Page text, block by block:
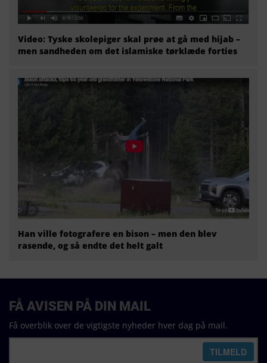
Video: Tyske skolepiger skal prøe at gå med hijab –
men sandheden om det islamiske tørklæde forties
Han ville fotografere en bison – men den blev
rasende, og så endte det helt galt
FÅ AVISEN PÅ DIN MAIL
Få overblik over de vigtigste nyheder hver dag på mail.